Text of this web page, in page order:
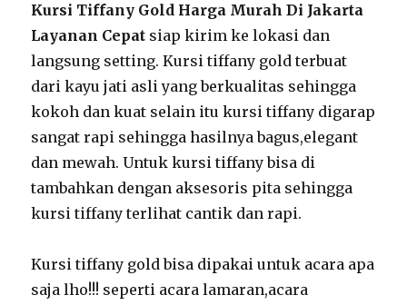
Kursi Tiffany Gold Harga Murah Di Jakarta
Layanan Cepat siap kirim ke lokasi dan
langsung setting. Kursi tiffany gold terbuat
dari kayu jati asli yang berkualitas sehingga
kokoh dan kuat selain itu kursi tiffany digarap
sangat rapi sehingga hasilnya bagus,elegant
dan mewah. Untuk kursi tiffany bisa di
tambahkan dengan aksesoris pita sehingga
kursi tiffany terlihat cantik dan rapi.
Kursi tiffany gold bisa dipakai untuk acara apa
saja lho!!! seperti acara lamaran,acara